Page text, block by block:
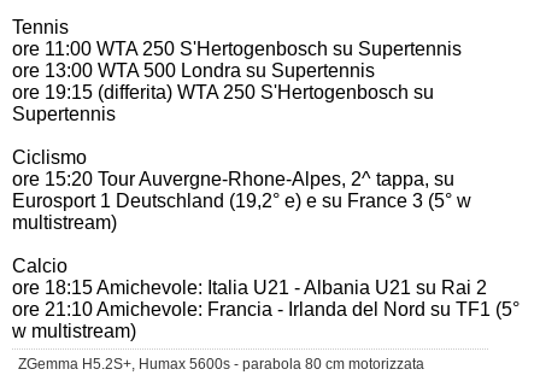
Tennis
ore 11:00 WTA 250 S'Hertogenbosch su Supertennis
ore 13:00 WTA 500 Londra su Supertennis
ore 19:15 (differita) WTA 250 S'Hertogenbosch su
Supertennis
Ciclismo
ore 15:20 Tour Auvergne-Rhone-Alpes, 2^ tappa, su
Eurosport 1 Deutschland (19,2° e) e su France 3 (5° w
multistream)
Calcio
ore 18:15 Amichevole: Italia U21 - Albania U21 su Rai 2
ore 21:10 Amichevole: Francia - Irlanda del Nord su TF1 (5°
w multistream)
ZGemma H5.2S+, Humax 5600s - parabola 80 cm motorizzata